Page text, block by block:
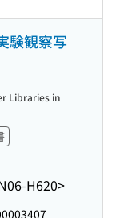
験観察写
H620>
Libraries in